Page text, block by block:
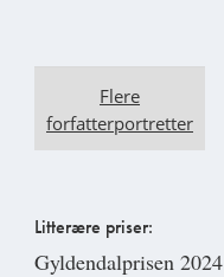
Flere
forfatterportretter
Litterære priser:
Gyldendalprisen 2024